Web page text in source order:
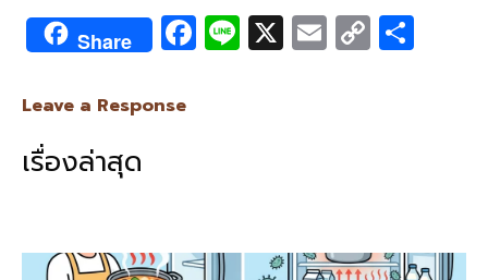
Share F
k
Li X E C
Leave a Response
เรื่องล่าสุด